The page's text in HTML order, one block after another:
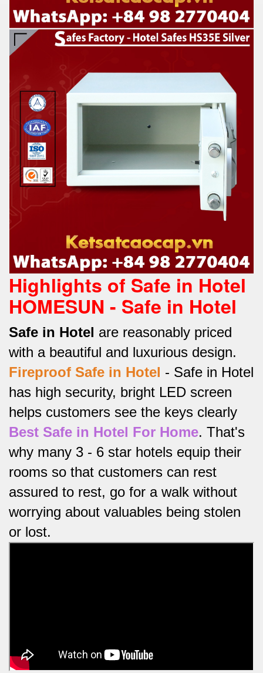
Highlights of Safe in Hotel
HOMESUN - Safe in Hotel
Safe in Hotel are reasonably priced
with a beautiful and luxurious design.
Fireproof Safe in Hotel - Safe in Hotel
has high security, bright LED screen
helps customers see the keys clearly
Best Safe in Hotel For Home. That's
why many 3 - 6 star hotels equip their
rooms so that customers can rest
assured to rest, go for a walk without
worrying about valuables being stolen
or lost.